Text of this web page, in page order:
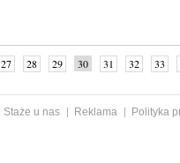
27 28 29 30 31 32 33
Staże u nas Reklama
Polityka